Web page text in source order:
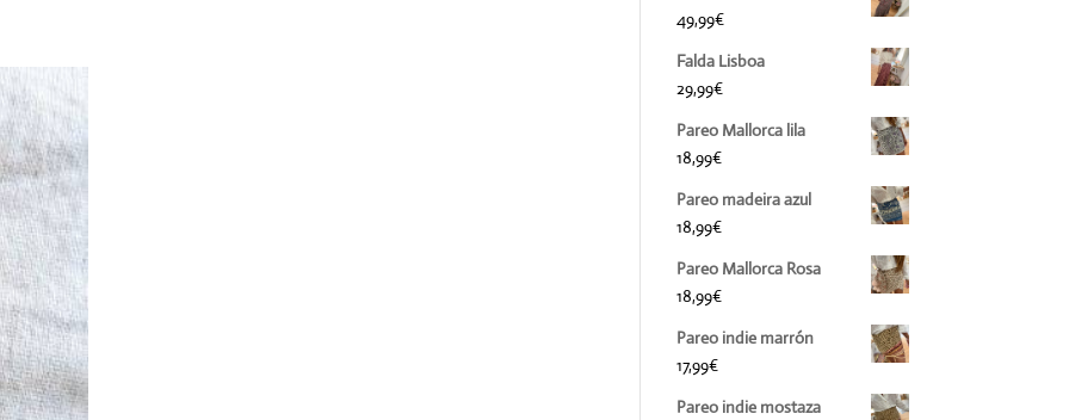
49,99€
Falda Lisboa
29,99€
Pareo Mallorca lila
18,99€
Pareo madeira azul
18,99€
Pareo Mallorca Rosa
18,99€
Pareo indie marrón
17,99€
Pareo indie mostaza